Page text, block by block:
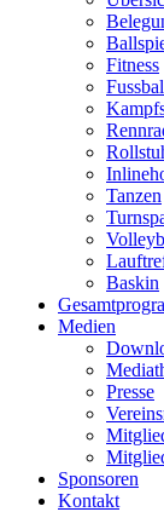
Fitness
Tanzen
Baskin
Medien
Presse
Sponsoren
Kontakt